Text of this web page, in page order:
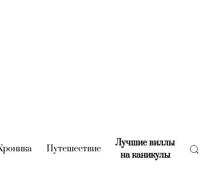
(current)
Путешествие(current)
Лучшие виллы
на каникулы(current)